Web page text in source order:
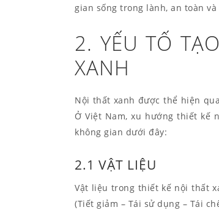
gian sống trong lành, an toàn và
2. YẾU TỐ
XANH
Nội thất xanh được thể hiện
Ở Việt Nam, xu hướng thiết kế
không gian dưới đây:
2.1 VẬT LIỆU
Vật liệu trong thiết kế nội thất
(Tiết giảm – Tái sử dụng – Tái